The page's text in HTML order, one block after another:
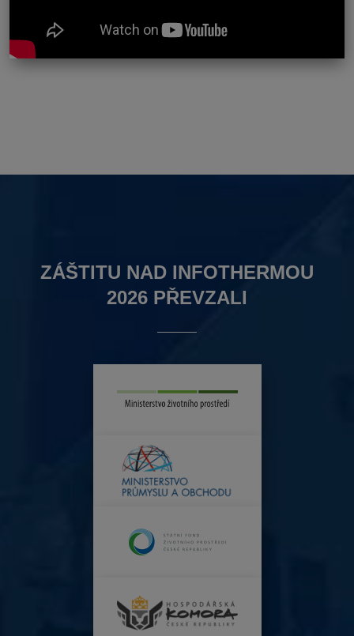
ZÁŠTITU NAD INFOTHERMOU
2026 PŘEVZALI